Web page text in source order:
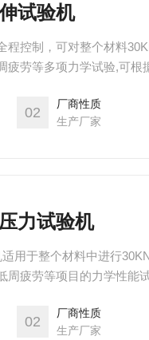
试验机
程控制，可对整个材料
疲劳等多项力学试验,可根
松.随时随地都可以进行
02
厂商性质
生产厂家
力试验机
用于整个材料中进行
周疲劳等项目的力学性能
洽谈。
02
厂商性质
生产厂家